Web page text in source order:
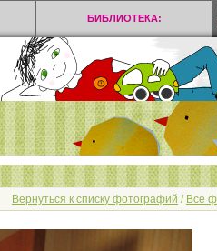
БИБЛИОТЕКА:
Вернуться к списку фотографий / Все